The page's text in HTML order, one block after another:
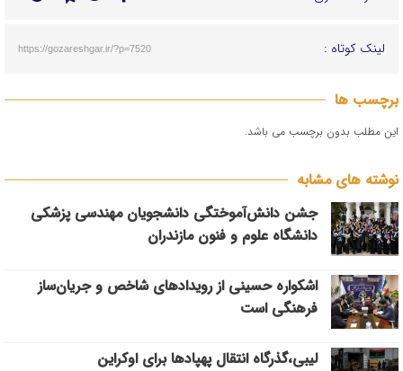
لینک کوتاه : https://gozareshgar.ir/?p=7520
برچسب ها
این مطلب بدون برچسب می باشد.
نوشته های مشابه
جشن دانش‌آموختگی دانشجویان مهندسی پزشکی
دانشگاه علوم و فنون مازندران
اشکواره حسینی از رویدادهای شاخص و جریان‌ساز
فرهنگی است
لیبی،گذرگاه انتقال پهپادها برای اوکراین